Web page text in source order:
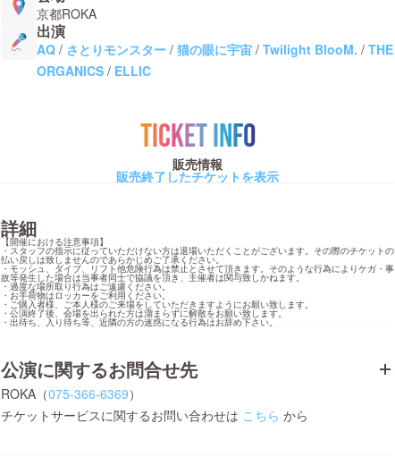
京都ROKA
出演
AQ / さとりモンスター / 猫の眼に宇宙 / Twilight BlooM. / THE
ORGANICS / ELLIC
TICKET INFO
販売情報
販売終了したチケットを表示
詳細
【開催における注意事項】
・スタッフの指示に従っていただけない方は退場いただくことがございます。その際のチケットの
払い戻しは致しませんのであらかじめご了承ください。
・モッシュ、ダイブ、リフト他危険行為は禁止とさせて頂きます。そのような行為によりケガ・事
故等発生した場合は当事者同士で協議を頂き、主催者は関与致しかねます。
・過度な場所取り行為はご遠慮ください。
・お手荷物はロッカーをご利用ください。
・ご購入者様、ご本人様のご来場をしていただきますようにお願い致します。
・公演終了後、会場を出られた方は溜まらずに解散をお願い致します。
・出待ち、入り待ち等、近隣の方の迷惑になる行為はお辞め下さい。
公演に関するお問合せ先
ROKA（075-366-6369）
チケットサービスに関するお問い合わせは こちら から